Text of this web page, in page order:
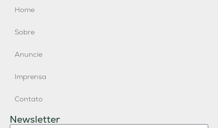
Home
Sobre
Anuncie
Imprensa
Contato
Newsletter